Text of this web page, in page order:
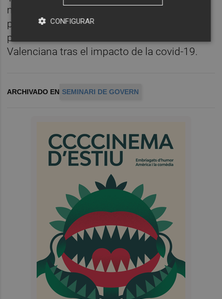
más, el objeto de la reunión irá dirigida
precisamente a trazar objetivos semestrales
para la reconstrucción de la Comunitat
Valenciana tras el impacto de la covid-19.
ARCHIVADO EN SEMINARI DE GOVERN
CONFIGURAR